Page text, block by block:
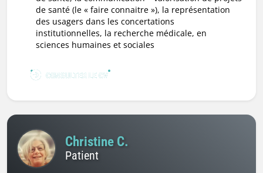
de santé (le « faire connaitre »), la représentation
des usagers dans les concertations
institutionnelles, la recherche médicale, en
sciences humaines et sociales
CONSULTER LE CV
Christine C.
Patient